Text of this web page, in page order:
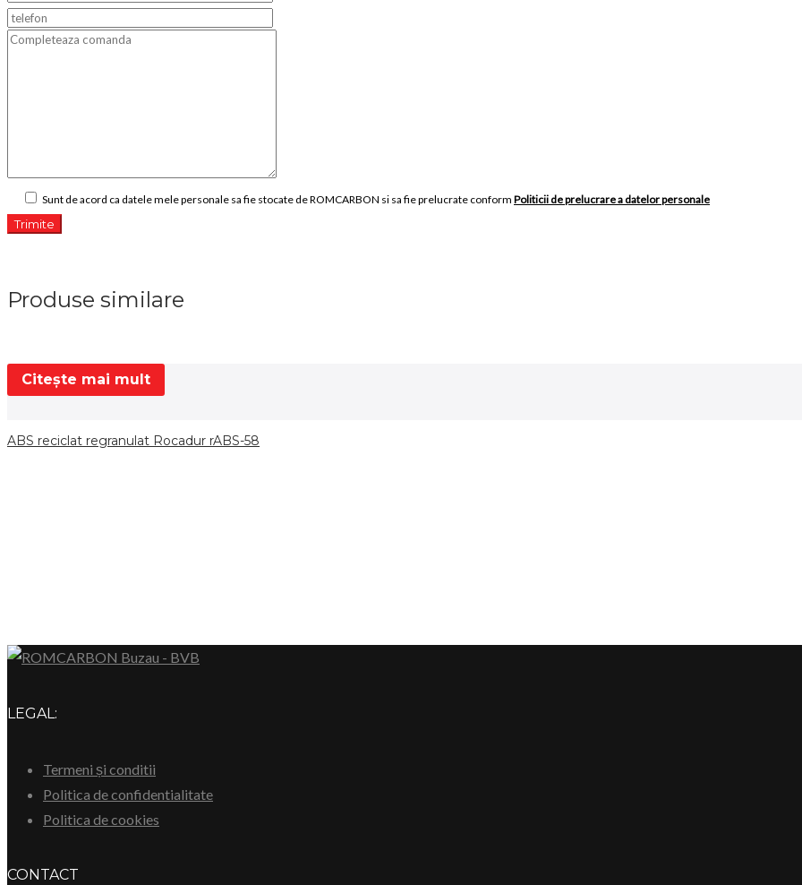
Sunt de acord ca datele mele personale sa fie stocate de ROMCARBON si sa fie prelucrate conform Politicii de prelucrare a datelor personale
Produse similare
Citește mai mult
ABS reciclat regranulat Rocadur rABS-58
LEGAL:
Termeni și conditii
Politica de confidentialitate
Politica de cookies
CONTACT